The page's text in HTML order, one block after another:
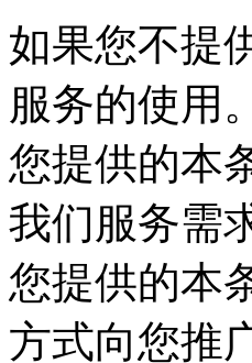
如果您不提
服务的使用。
您提供的本
我们服务需
您提供的本
方式向您推